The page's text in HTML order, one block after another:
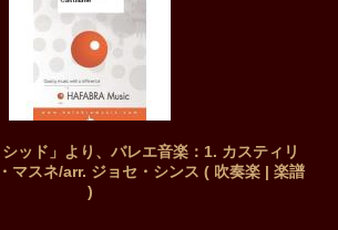
ッド」より、バレエ音楽：1. カスティリ
マスネ/arr. ジョセ・シンス ( 吹奏楽 | 楽譜
)